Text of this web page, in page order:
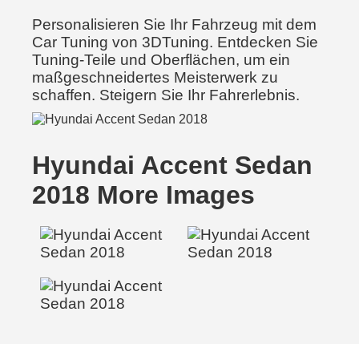
Personalisieren Sie Ihr Fahrzeug mit dem
Car Tuning von 3DTuning. Entdecken Sie
Tuning-Teile und Oberflächen, um ein
maßgeschneidertes Meisterwerk zu
schaffen. Steigern Sie Ihr Fahrerlebnis.
Hyundai Accent Sedan
2018 More Images